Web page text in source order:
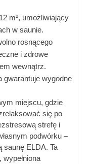
m², umożliwiający
w saunie.
rosnącego
i zdrowe
wewnątrz.
gwarantuje wygodne
miejscu, gdzie
się po
strefę i
podwórku –
saunę ELDA. Ta